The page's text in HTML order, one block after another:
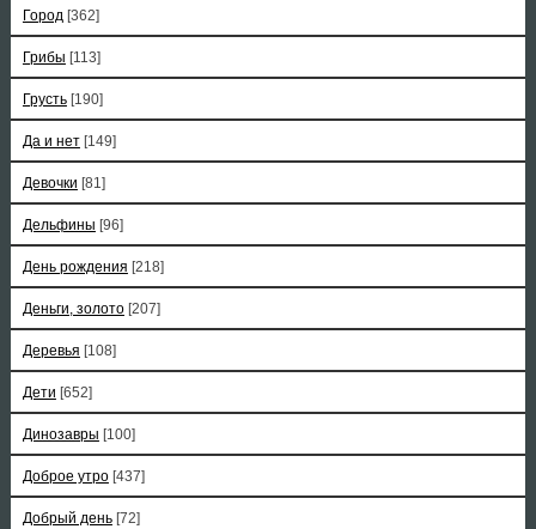
Город [362]
Грибы [113]
Грусть [190]
Да и нет [149]
Девочки [81]
Дельфины [96]
День рождения [218]
Деньги, золото [207]
Деревья [108]
Дети [652]
Динозавры [100]
Доброе утро [437]
Добрый день [72]